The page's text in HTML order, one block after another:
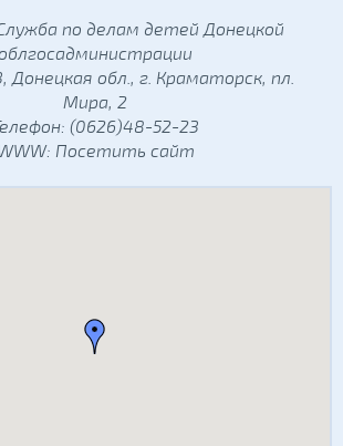
по делам детей Донецкой
Донецкая обл., г. Краматорск, пл.
Мира, 2
(0626)48-52-23
Посетить сайт